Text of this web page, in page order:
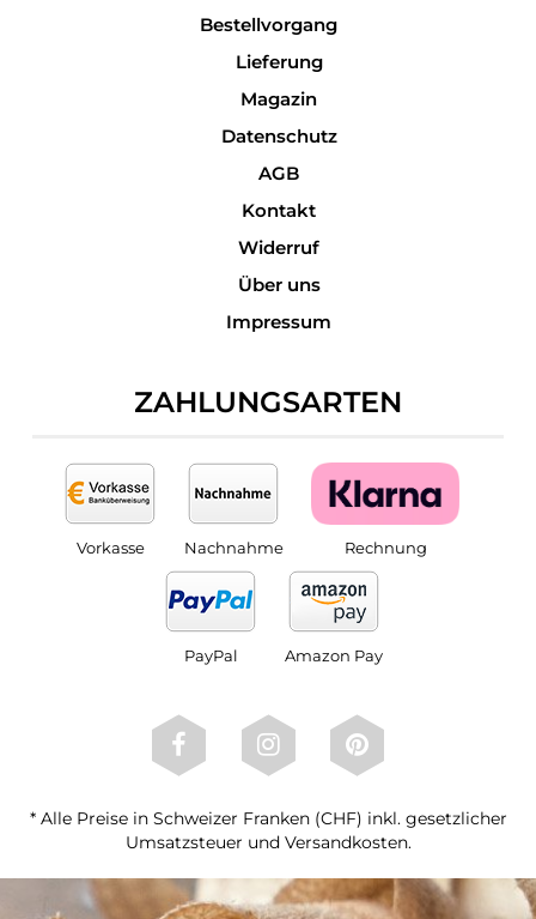
Bestellvorgang
Lieferung
Magazin
Datenschutz
AGB
Kontakt
Widerruf
Über uns
Impressum
ZAHLUNGSARTEN
Vorkasse Nachnahme Rechnung
PayPal Amazon Pay
* Alle Preise in Schweizer Franken (CHF) inkl. gesetzlicher
Umsatzsteuer und Versandkosten.